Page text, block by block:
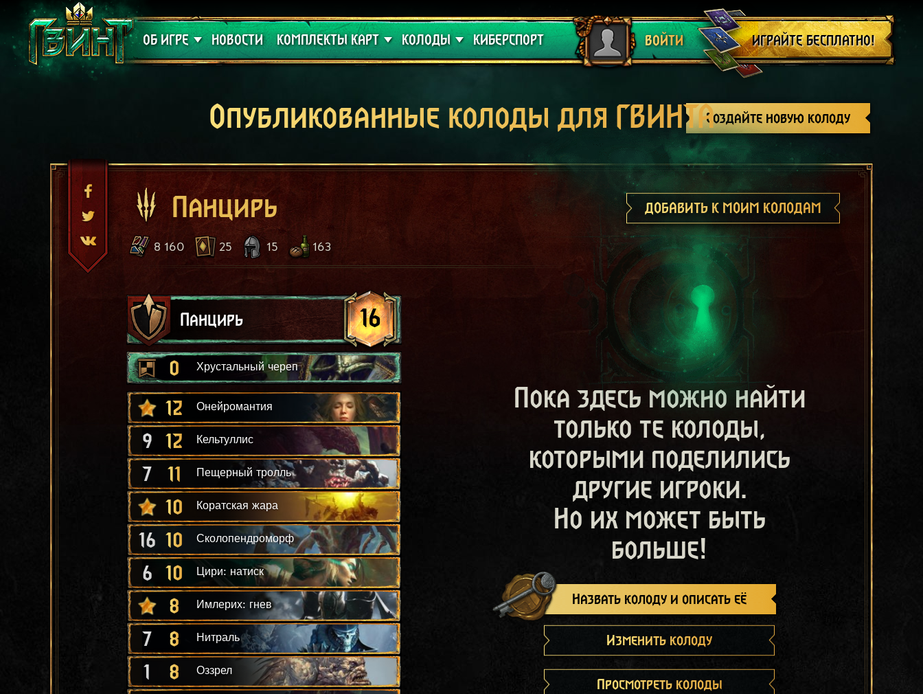
ОБ ИГРЕ
Поддержка
НОВОСТИ КОМПЛЕКТЫ КАРТ
Алое проклятие
КОЛОДЫ
Гайды
КИБЕРСПОРТ ВОЙТИ
Выйти
ИГРАЙТЕ БЕСПЛАТНО!
Создайте новую колоду
Опубликованные колоды для ГВИНТА
Панцирь ДОБАВИТЬ К МОИМ КОЛОДАМ
8 160 25 15 163
Панцирь 16
0 Хрустальный череп
12 Онейромантия
9 12 Кельтуллис
7 11 Пещерный тролль
10 Коратская жара
16 10 Сколопендроморф
6 10 Цири: натиск
8 Имлерих: гнев
7 8 Нитраль
1 8 Оззрел
Пока здесь можно найти
только те колоды,
которыми поделились
другие игроки.
Но их может быть
больше!
Назвать колоду и описать её
Изменить колоду
Просмотреть колоды